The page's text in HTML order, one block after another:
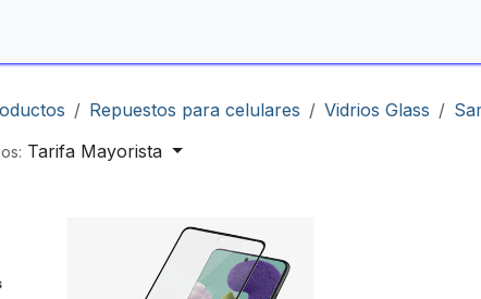
Repuestos para celulares Vidrios Glass
Tarifa Mayorista